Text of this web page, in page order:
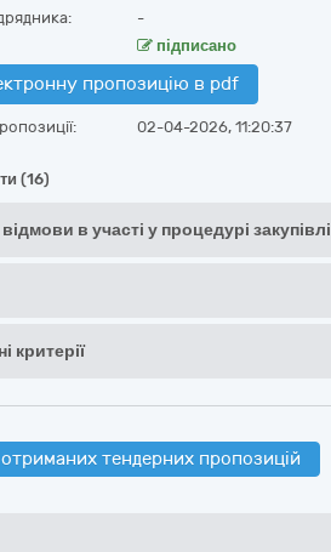
-
підписано
пропозицію в pdf
02-04-2026, 11:20:37
(16)
в участі у процедурі закупівлі
критерії
тендерних пропозицій